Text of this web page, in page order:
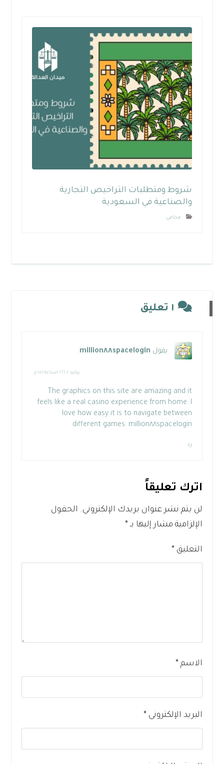
شروط ومتطلبات التراخيص التجارية
والصناعية في السعودية
محامي
١ تعليق
يقول million٨٨spacelogin:
يوليو ٢٠, ٢٠٢٦ الساعة ١:٥٦ م
The graphics on this site are amazing and it
feels like a real casino experience from home. I
love how easy it is to navigate between
different games. million٨٨spacelogin
رد
اترك تعليقاً
لن يتم نشر عنوان بريدك الإلكتروني. الحقول
الإلزامية مشار إليها بـ*
التعليق*
الاسم*
البريد الإلكتروني*